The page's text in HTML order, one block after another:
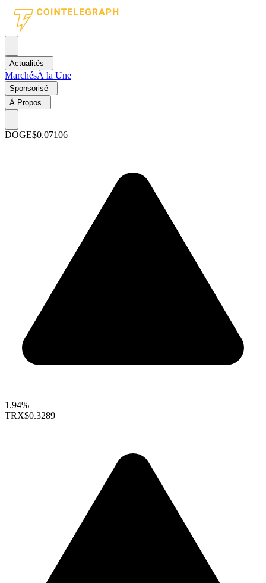
Actualités
MarchésÀ la Une
Sponsorisé
À Propos
DOGE$0.07106
1.94%
TRX$0.3289